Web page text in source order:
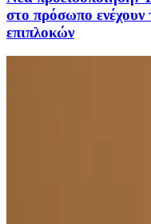
στο πρόσωπο ενέχουν
επιπλοκών